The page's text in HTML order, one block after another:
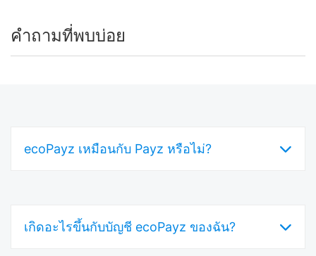
คำถามที่พบบ่อย
ecoPayz เหมือนกับ Payz หรือไม่?
พฤษภาคม 2023 บริการ ฟีเจอร์ และบริษัทที่อยู่
เกิดอะไรขึ้นกับบัญชี ecoPayz ของฉัน?